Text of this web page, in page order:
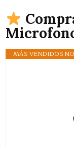
MÁS VENDIDOS